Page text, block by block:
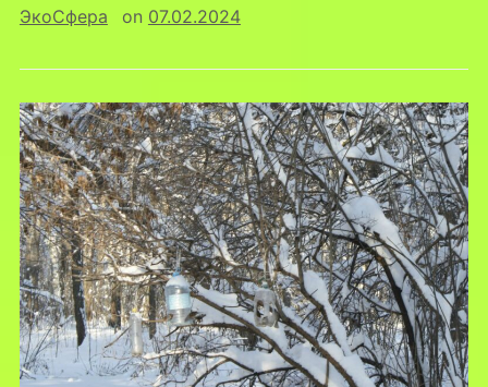
ЭкоСфера on 07.02.2024